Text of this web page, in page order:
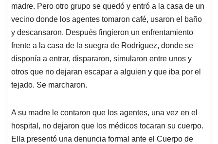
madre. Pero otro grupo se quedó y entró a la casa de un
vecino donde los agentes tomaron café, usaron el baño
y descansaron. Después fingieron un enfrentamiento
frente a la casa de la suegra de Rodríguez, donde se
disponía a entrar, dispararon, simularon entre unos y
otros que no dejaran escapar a alguien y que iba por el
tejado. Se marcharon.
A su madre le contaron que los agentes, una vez en el
hospital, no dejaron que los médicos tocaran su cuerpo.
Ella presentó una denuncia formal ante el Cuerpo de